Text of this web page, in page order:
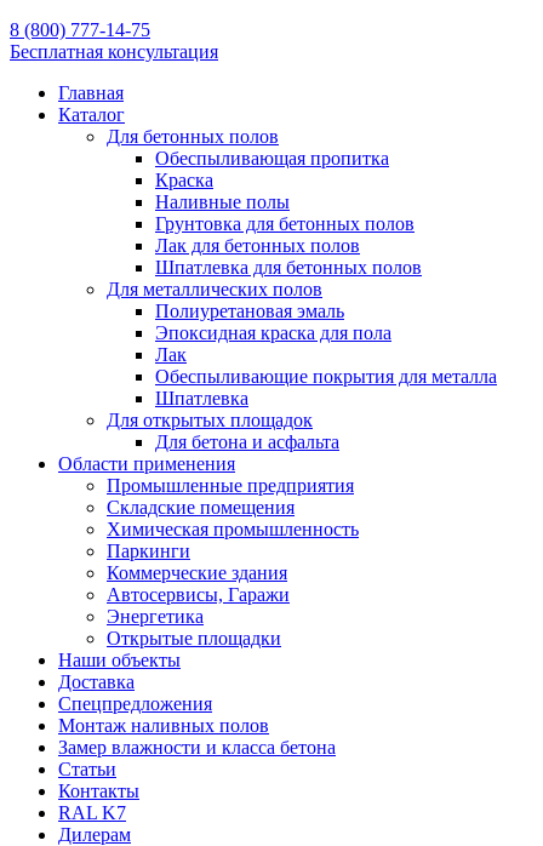
8 (800) 777-14-75
Бесплатная консультация
Главная
Каталог
Для бетонных полов
Обеспыливающая пропитка
Краска
Наливные полы
Грунтовка для бетонных полов
Лак для бетонных полов
Шпатлевка для бетонных полов
Для металлических полов
Полиуретановая эмаль
Эпоксидная краска для пола
Лак
Обеспыливающие покрытия для металла
Шпатлевка
Для открытых площадок
Для бетона и асфальта
Области применения
Промышленные предприятия
Складские помещения
Химическая промышленность
Паркинги
Коммерческие здания
Автосервисы, Гаражи
Энергетика
Открытые площадки
Наши объекты
Доставка
Спецпредложения
Монтаж наливных полов
Замер влажности и класса бетона
Статьи
Контакты
RAL K7
Дилерам